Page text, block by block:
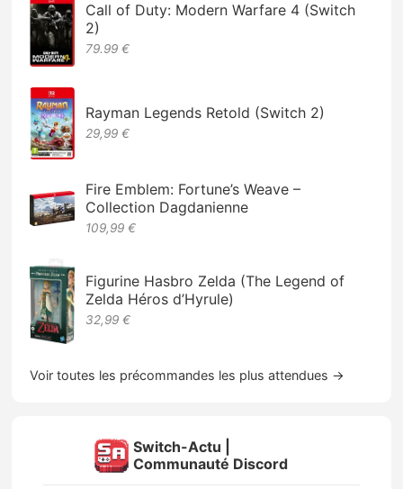
Call of Duty: Modern Warfare 4 (Switch
2)
79.99 €
Rayman Legends Retold (Switch 2)
29,99 €
Fire Emblem: Fortune’s Weave –
Collection Dagdanienne
109,99 €
Figurine Hasbro Zelda (The Legend of
Zelda Héros d’Hyrule)
32,99 €
Voir toutes les précommandes les plus attendues →
Switch-Actu |
Communauté Discord